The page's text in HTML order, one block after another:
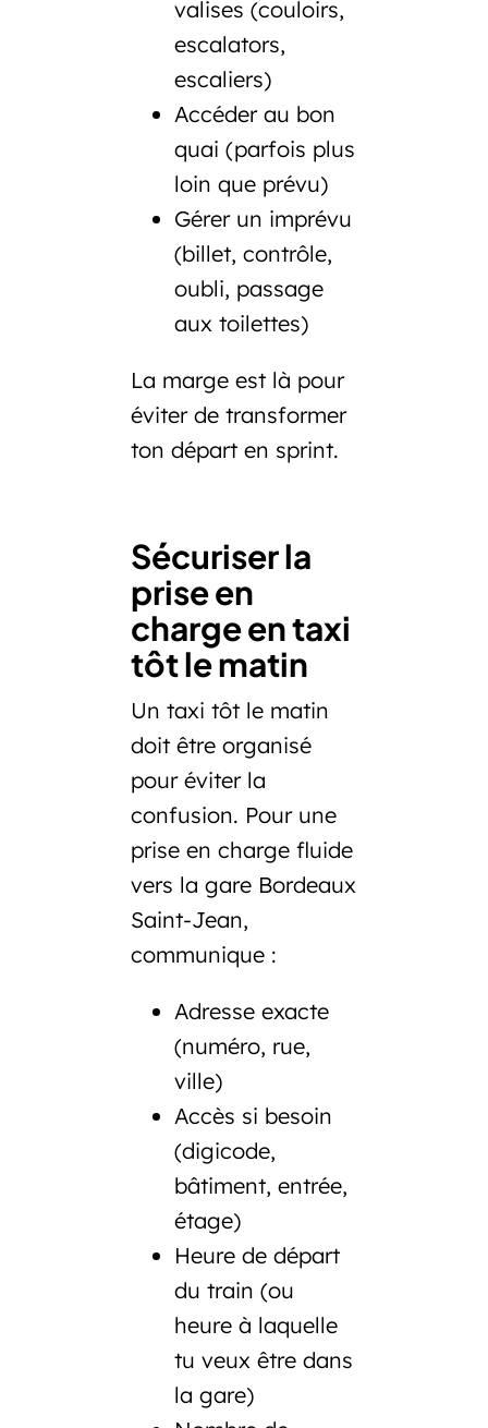
valises (couloirs,
escalators,
escaliers)
Accéder au bon
quai (parfois plus
loin que prévu)
Gérer un imprévu
(billet, contrôle,
oubli, passage
aux toilettes)
La marge est là pour
éviter de transformer
ton départ en sprint.
Sécuriser la
prise en
charge en taxi
tôt le matin
Un taxi tôt le matin
doit être organisé
pour éviter la
confusion. Pour une
prise en charge fluide
vers la gare Bordeaux
Saint-Jean,
communique :
Adresse exacte
(numéro, rue,
ville)
Accès si besoin
(digicode,
bâtiment, entrée,
étage)
Heure de départ
du train (ou
heure à laquelle
tu veux être dans
la gare)